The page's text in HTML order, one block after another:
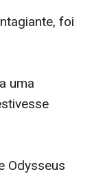
foi
uma
Odysseus